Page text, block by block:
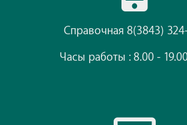
Справочная 8(3843)
Часы работы : 8.00 -